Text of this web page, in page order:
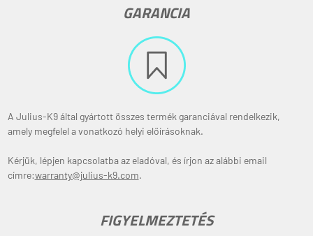
GARANCIA
A Julius-K9 által gyártott összes termék garanciával rendelkezik,
amely megfelel a vonatkozó helyi előírásoknak.
Kérjük, lépjen kapcsolatba az eladóval, és írjon az alábbi email
címre:warranty@julius-k9.com.
FIGYELMEZTETÉS